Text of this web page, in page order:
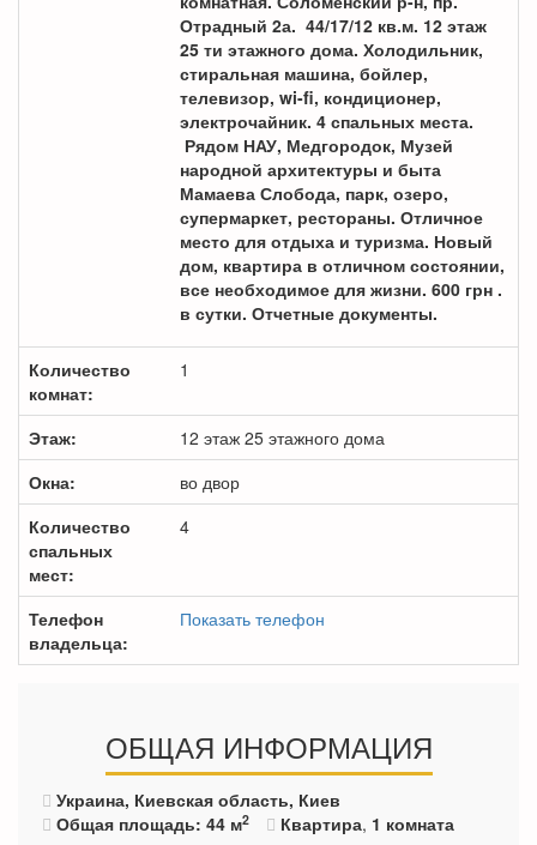
Отрадный 2а. 44/17/12 кв.м. 12 этаж
25 ти этажного дома. Холодильник,
стиральная машина, бойлер,
телевизор, wi-fi, кондиционер,
электрочайник. 4 спальных места.
Рядом НАУ, Медгородок, Музей
народной архитектуры и быта
Мамаева Слобода, парк, озеро,
супермаркет, рестораны. Отличное
место для отдыха и туризма. Новый
дом, квартира в отличном состоянии,
все необходимое для жизни. 600 грн .
в сутки. Отчетные документы.
Количество
комнат:
1
Этаж:
12 этаж 25 этажного дома
Окна:
во двор
Количество
спальных
мест:
4
Телефон
владельца:
Показать телефон
ОБЩАЯ ИНФОРМАЦИЯ
Украина, Киевская область, Киев
Общая площадь: 44 м2 Квартира, 1 комната